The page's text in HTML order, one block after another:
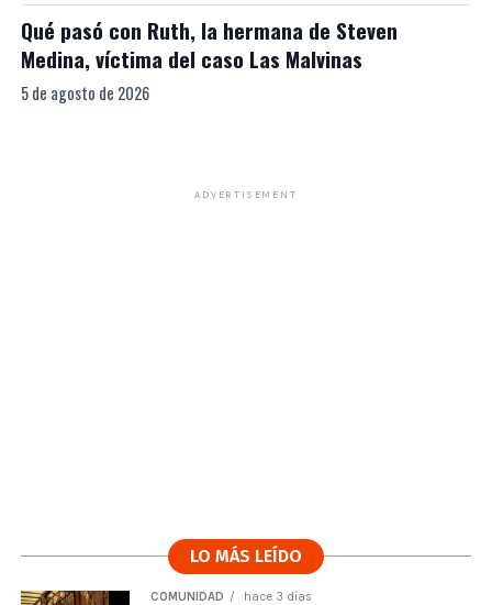
Qué pasó con Ruth, la hermana de Steven
Medina, víctima del caso Las Malvinas
5 de agosto de 2026
ADVERTISEMENT
LO MÁS LEÍDO
COMUNIDAD hace 3 días